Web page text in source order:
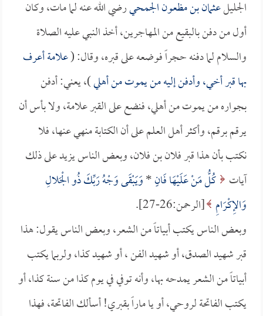
الجليلعثمان بن مظعون الجمحيرضي الله عنه لما مات، وكان
أول من دفن بالبقيع من المهاجرين، أخذ النبي عليه الصلاة
والسلام لما دفنه حجراً فوضعه على قبره، وقال: (علامة أعرف
بها قبر أخي، وأدفن إليه من يموت من أهلي)، يعني: أدفن
بجواره من يموت من أهلي، فنضع على القبر علامة، ولا بأس أن
يرقم برقم، وأكثر أهل العلم على أن الكتابة منهي عنها، فلا
نكتب بأن هذا قبر فلان بن فلان، وبعض الناس يزيد على ذلك
آيات كُلُّ مَنْ عَلَيْهَا فَانٍ*وَيَبْقَى وَجْهُ رَبِّكَ ذُو الْجَلالِ
وَالإِكْرَامِ [الرحمن:26-27].
وبعض الناس يكتب أبياتاً من الشعر، وبعض الناس يقول: هذا
قبر شهيد الصدق، أو شهيد الفن ، أو شهيد كذا، ولربما يكتب
أبياتاً من الشعر يمدحه بها، وأنه توفي في يوم كذا من سنة كذا، أو
يكتب الفاتحة لروحي، أو يا ماراً بقبري! أسألك الفاتحة، فهذا